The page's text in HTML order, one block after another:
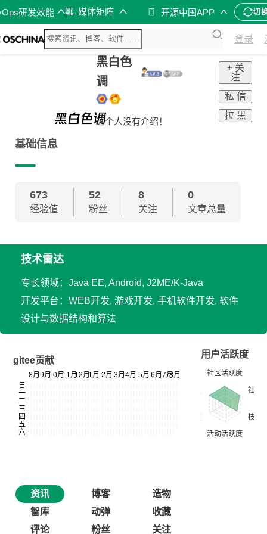
研发效能 媒体矩阵 开源中国APP 切
登录
黑白色
调
这个人没有介绍！
+ 关
注
私 信
拉 黑
基础信息
673
经验值
52
粉丝
8
关注
0
文章总量
技术雷达
专长领域：Java EE, Android, J2ME/K-Java
开发平台：WEB开发, 游戏开发, 手机软件开发, 软件
设计与数据结构和算法
gitee贡献
用户活跃度
资讯 博客
造物
智库
动弹
收藏
评论
粉丝 关注